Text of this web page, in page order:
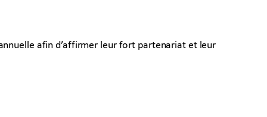
afin d’affirmer leur fort partenariat et leur